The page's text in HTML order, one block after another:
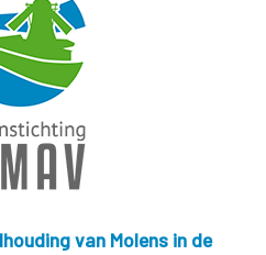
van Molens in de